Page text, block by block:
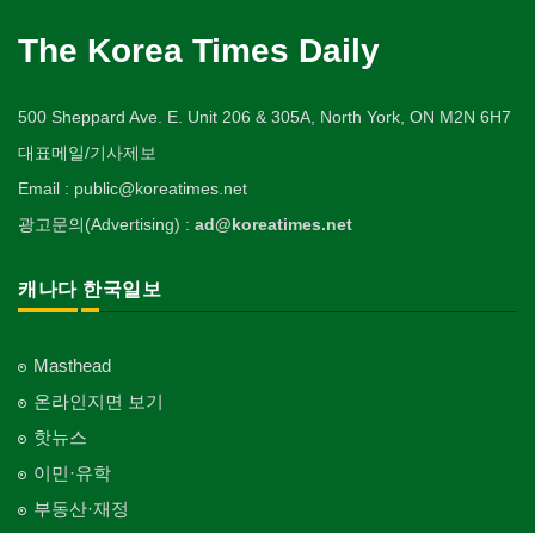
The Korea Times Daily
500 Sheppard Ave. E. Unit 206 & 305A, North York, ON M2N 6H7
대표메일/기사제보
Email : public@koreatimes.net
광고문의(Advertising) : ad@koreatimes.net
캐나다 한국일보
Masthead
온라인지면 보기
핫뉴스
이민·유학
부동산·재정